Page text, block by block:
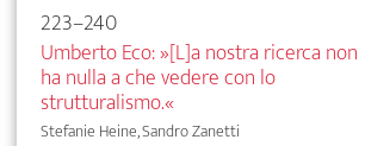
223–240
Umberto Eco: »[L]a nostra ricerca non
ha nulla a che vedere con lo
strutturalismo.«
Stefanie Heine, Sandro Zanetti